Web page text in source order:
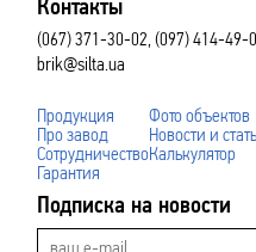
Контакты
(067) 371-30-02, (097) 414-49-
brik@silta.ua
Продукция
Про завод
Сотрудничество
Гарантия
Фото объектов
Новости и
Калькулятор
Подписка на новости